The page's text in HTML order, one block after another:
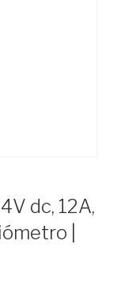
dc, 12A,
|